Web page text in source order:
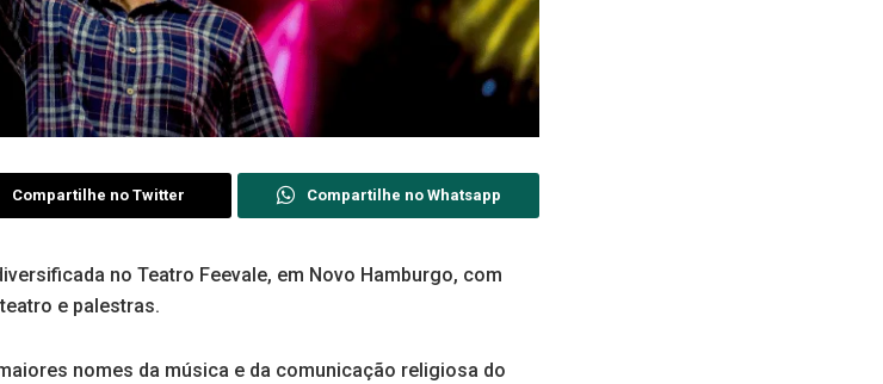
Compartilhe no Twitter Compartilhe no Whatsapp
no Teatro Feevale, em Novo Hamburgo, com
e palestras.
nomes da música e da comunicação religiosa do